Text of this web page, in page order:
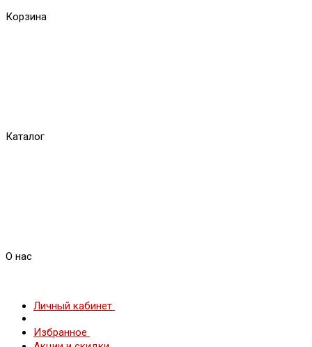
Корзина
Каталог
О нас
Личный кабинет
Избранное